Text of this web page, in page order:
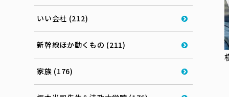
いい会社 (212)
新幹線ほか動くもの (211)
家族 (176)